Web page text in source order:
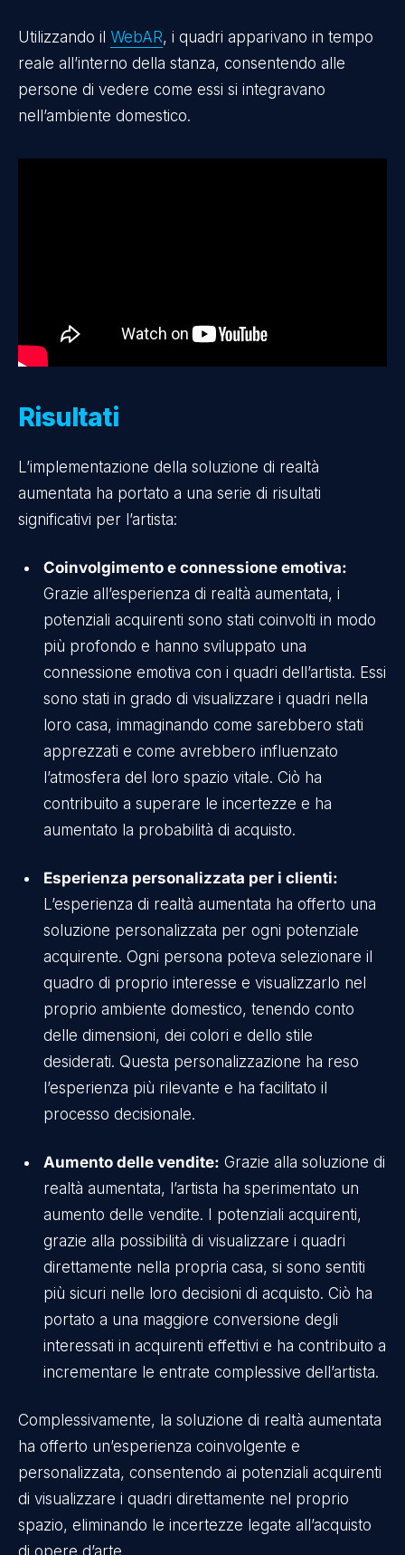
Utilizzando il WebAR, i quadri apparivano in tempo
reale all’interno della stanza, consentendo alle
persone di vedere come essi si integravano
nell’ambiente domestico.
Risultati
L’implementazione della soluzione di realtà
aumentata ha portato a una serie di risultati
significativi per l’artista:
Coinvolgimento e connessione emotiva:
Grazie all’esperienza di realtà aumentata, i
potenziali acquirenti sono stati coinvolti in modo
più profondo e hanno sviluppato una
connessione emotiva con i quadri dell’artista. Essi
sono stati in grado di visualizzare i quadri nella
loro casa, immaginando come sarebbero stati
apprezzati e come avrebbero influenzato
l’atmosfera del loro spazio vitale. Ciò ha
contribuito a superare le incertezze e ha
aumentato la probabilità di acquisto.
Esperienza personalizzata per i clienti:
L’esperienza di realtà aumentata ha offerto una
soluzione personalizzata per ogni potenziale
acquirente. Ogni persona poteva selezionare il
quadro di proprio interesse e visualizzarlo nel
proprio ambiente domestico, tenendo conto
delle dimensioni, dei colori e dello stile
desiderati. Questa personalizzazione ha reso
l’esperienza più rilevante e ha facilitato il
processo decisionale.
Aumento delle vendite: Grazie alla soluzione di
realtà aumentata, l’artista ha sperimentato un
aumento delle vendite. I potenziali acquirenti,
grazie alla possibilità di visualizzare i quadri
direttamente nella propria casa, si sono sentiti
più sicuri nelle loro decisioni di acquisto. Ciò ha
portato a una maggiore conversione degli
interessati in acquirenti effettivi e ha contribuito a
incrementare le entrate complessive dell’artista.
Complessivamente, la soluzione di realtà aumentata
ha offerto un’esperienza coinvolgente e
personalizzata, consentendo ai potenziali acquirenti
di visualizzare i quadri direttamente nel proprio
spazio, eliminando le incertezze legate all’acquisto
di opere d’arte.